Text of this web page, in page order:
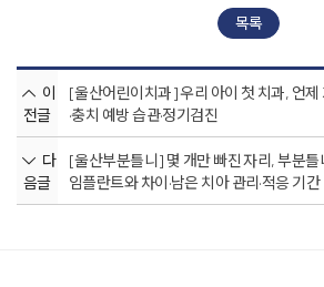
목록
이
전글
[울산어린이치과] 우리 아이 첫 치과, 언제
·충치 예방 습관·정기검진
다
음글
[울산부분틀니] 몇 개만 빠진 자리, 부분틀
임플란트와 차이·남은 치아 관리·적응 기간